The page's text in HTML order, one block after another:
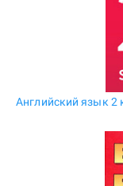
Английский язык 2